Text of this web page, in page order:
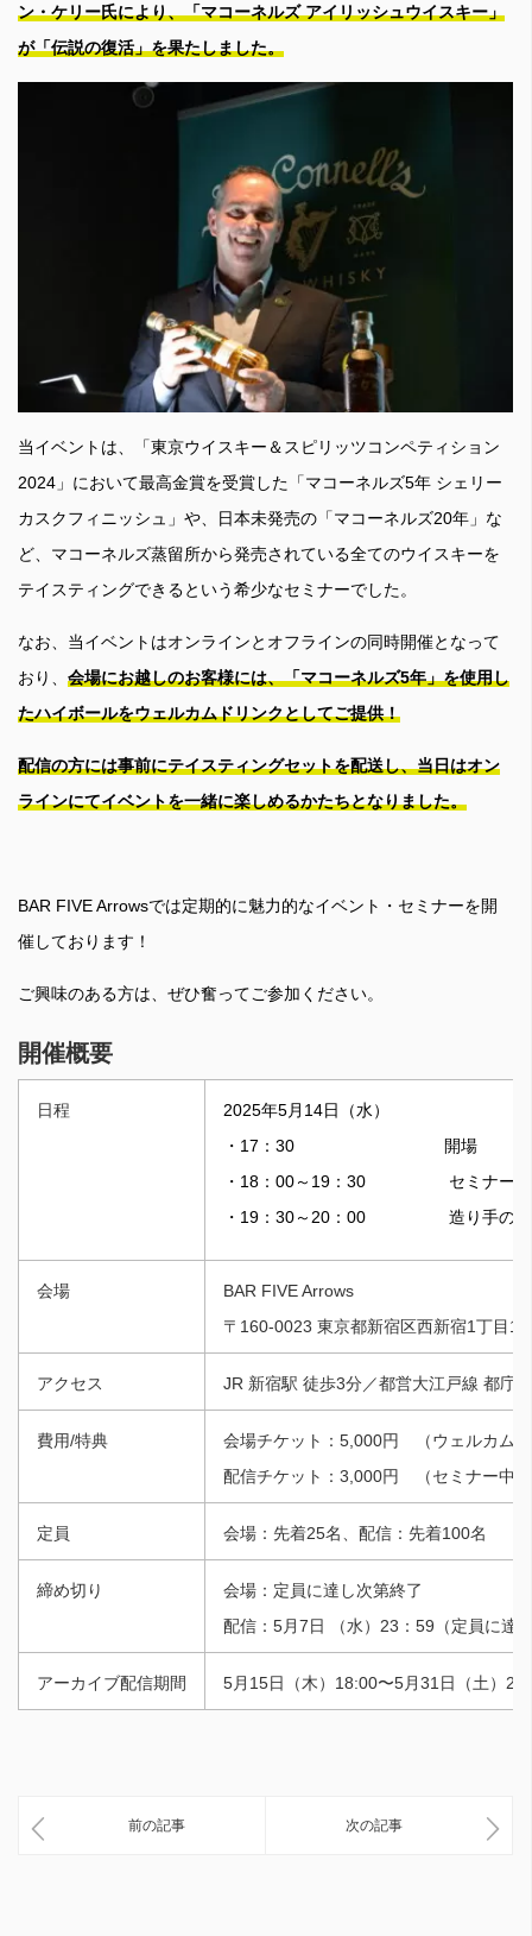
ン・ケリー氏により、「マコーネルズ アイリッシュウイスキー」
が「伝説の復活」を果たしました。
当イベントは、「東京ウイスキー＆スピリッツコンペティション
2024」において最高金賞を受賞した「マコーネルズ5年 シェリー
カスクフィニッシュ」や、日本未発売の「マコーネルズ20年」な
ど、マコーネルズ蒸留所から発売されている全てのウイスキーを
テイスティングできるという希少なセミナーでした。
なお、当イベントはオンラインとオフラインの同時開催となって
おり、 会場にお越しのお客様には、「マコーネルズ5年」を使用し
たハイボールをウェルカムドリンクとしてご提供！
配信の方には事前にテイスティングセットを配送し、当日はオン
ラインにてイベントを一緒に楽しめるかたちとなりました。
BAR FIVE Arrowsでは定期的に魅力的なイベント・セミナーを開
催しております！
ご興味のある方は、ぜひ奮ってご参加ください。
開催概要
日程
2025年5月14日（水）
・17：30 開場
・18：00～19：30 セミナー（配
・19：30～20：00 造り手の方と
会場
BAR FIVE Arrows
〒160-0023 東京都新宿区西新宿1丁目
アクセス JR 新宿駅 徒歩3分／都営大江戸線 都庁
費用/特典
会場チケット：5,000円 （ウェルカム
配信チケット：3,000円 （セミナー中
定員 会場：先着25名、配信：先着100名
締め切り
会場：定員に達し次第終了
配信：5月7日 （水）23：59（定員に達
アーカイブ配信期間 5月15日（木）18:00〜5月31日（土）
前の記事 次の記事